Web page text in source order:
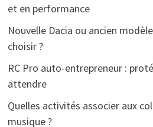
et en performance
Nouvelle Dacia ou ancien
choisir ?
RC Pro auto-entrepreneur :
attendre
Quelles activités associer aux
musique ?